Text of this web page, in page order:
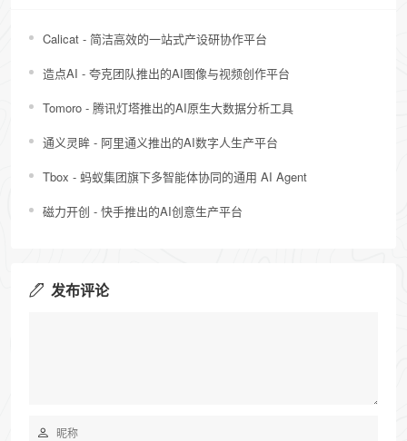
Calicat - 简洁高效的一站式产设研协作平台
造点AI - 夸克团队推出的AI图像与视频创作平台
Tomoro - 腾讯灯塔推出的AI原生大数据分析工具
通义灵眸 - 阿里通义推出的AI数字人生产平台
Tbox - 蚂蚁集团旗下多智能体协同的通用 AI Agent
磁力开创 - 快手推出的AI创意生产平台
发布评论